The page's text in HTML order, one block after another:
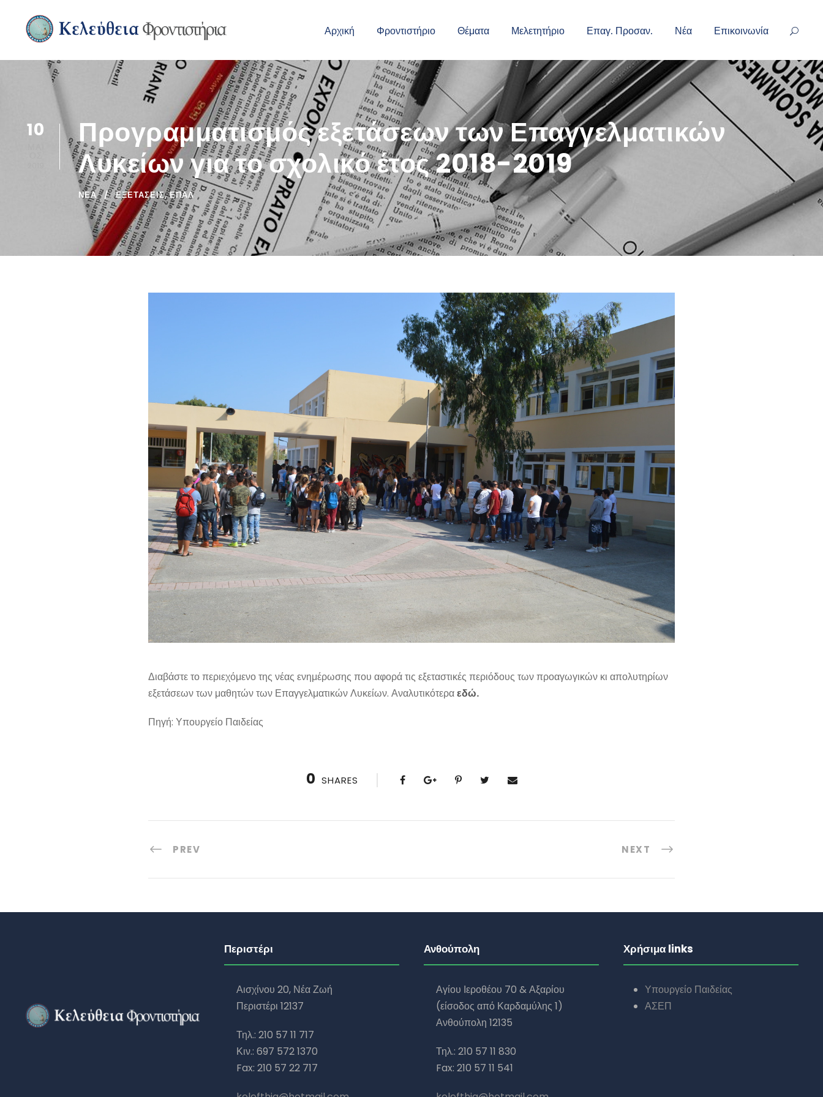
Αρχική Φροντιστήριο Θέματα Μελετητήριο Επαγ. Προσαν. Νέα Επικοινωνία
10
Προγραμματισμός εξετάσεων των Επαγγελματικών
Λυκείων για το σχολικό έτος 2018-2019
ΝΈΑ ΕΞΕΤΑΣΕΙΣ, ΕΠΑΛ
Διαβάστε το περιεχόμενο της νέας ενημέρωσης που αφορά τις εξεταστικές περιόδους των προαγωγικών κι απολυτηρίων
εξετάσεων των μαθητών των Επαγγελματικών Λυκείων. Αναλυτικότεραεδώ.
Πηγή: Υπουργείο Παιδείας
0 SHARES
PREV NEXT
Περιστέρι
Αισχίνου 20, Νέα Ζωή
Περιστέρι 12137
Τηλ.: 210 57 11 717
Κιν.: 697 572 1370
Fax: 210 57 22 717
Ανθούπολη
Αγίου Ιεροθέου 70 & Αξαρίου
(είσοδος από Καρδαμύλης 1)
Ανθούπολη 12135
Τηλ.: 210 57 11 830
Fax: 210 57 11 541
Χρήσιμα links
Υπουργείο Παιδείας
ΑΣΕΠ